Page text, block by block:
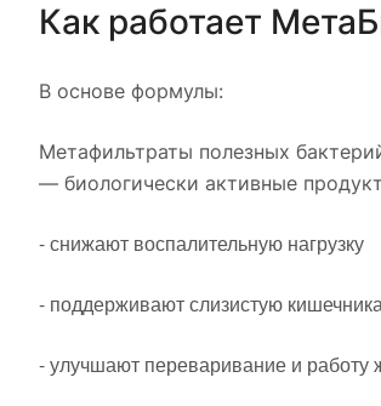
Как работает
В основе формулы:
Метафильтраты полезных
— биологически активные
- снижают воспалительную нагрузку
- поддерживают слизистую
- улучшают переваривание и работу